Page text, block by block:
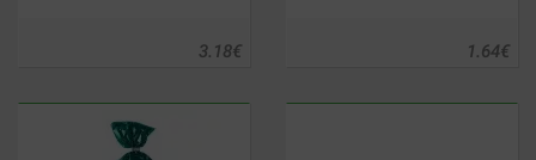
€
3.18 €
1.64